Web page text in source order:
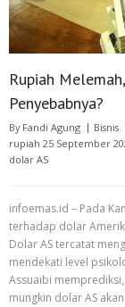
Rupiah
Penyebabnya?
By Fandi Agung Bisnis
rupiah 25 September
dolar AS
infoemas.id – Pada
terhadap dolar
Dolar AS tercatat
mendekati level
Assuaibi
mungkin dolar AS